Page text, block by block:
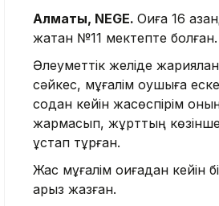
Алматы, NEGE. Оқиға 16
жатқан №11 мектепте болған.
Әлеуметтік желіде
сәйкес, мұғалім оқушыға
содан кейін жасөспірім
жармасып, жұрттың көзінше
ұстап тұрған.
Жас мұғалім оқиғадан кейін
арыз жазған.